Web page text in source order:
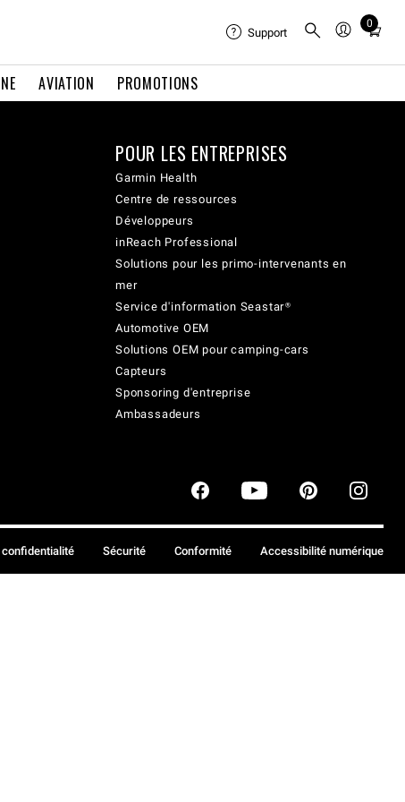
AVIATION PROMOTIONS
Support
0
Total
cart:
POUR LES ENTREPRISES
Garmin Health
Centre de ressources
Développeurs
inReach Professional
Solutions pour les primo-intervenants en
mer
Service d'information Seastar®
Automotive OEM
Solutions OEM pour camping-cars
Capteurs
Sponsoring d'entreprise
Ambassadeurs
Sécurité Conformité Accessibilité numérique